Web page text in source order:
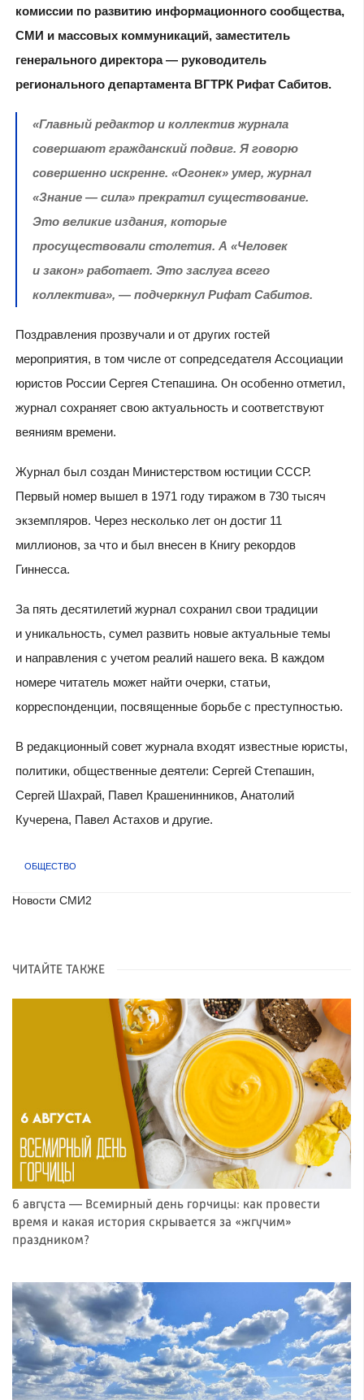
комиссии по развитию информационного сообщества,
СМИ и массовых коммуникаций, заместитель
генерального директора — руководитель
регионального департамента ВГТРК Рифат Сабитов.
«Главный редактор и коллектив журнала
совершают гражданский подвиг. Я говорю
совершенно искренне. «Огонек» умер, журнал
«Знание — сила» прекратил существование.
Это великие издания, которые
просуществовали столетия. А «Человек
и закон» работает. Это заслуга всего
коллектива», — подчеркнул Рифат Сабитов.
Поздравления прозвучали и от других гостей
мероприятия, в том числе от сопредседателя Ассоциации
юристов России Сергея Степашина. Он особенно отметил,
журнал сохраняет свою актуальность и соответствуют
веяниям времени.
Журнал был создан Министерством юстиции СССР.
Первый номер вышел в 1971 году тиражом в 730 тысяч
экземпляров. Через несколько лет он достиг 11
миллионов, за что и был внесен в Книгу рекордов
Гиннесса.
За пять десятилетий журнал сохранил свои традиции
и уникальность, сумел развить новые актуальные темы
и направления с учетом реалий нашего века. В каждом
номере читатель может найти очерки, статьи,
корреспонденции, посвященные борьбе с преступностью.
В редакционный совет журнала входят известные юристы,
политики, общественные деятели: Сергей Степашин,
Сергей Шахрай, Павел Крашенинников, Анатолий
Кучерена, Павел Астахов и другие.
ОБЩЕСТВО
Новости СМИ2
ЧИТАЙТЕ ТАКЖЕ
6 августа — Всемирный день горчицы: как провести
время и какая история скрывается за «жгучим»
праздником?